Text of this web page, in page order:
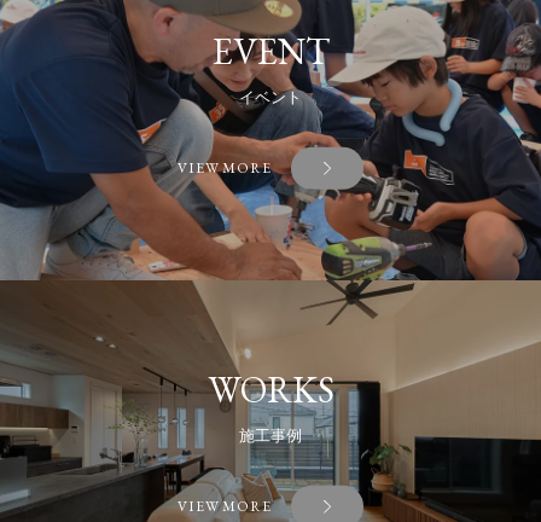
EVENT
イベント
VIEW MORE
WORKS
施工事例
VIEW MORE